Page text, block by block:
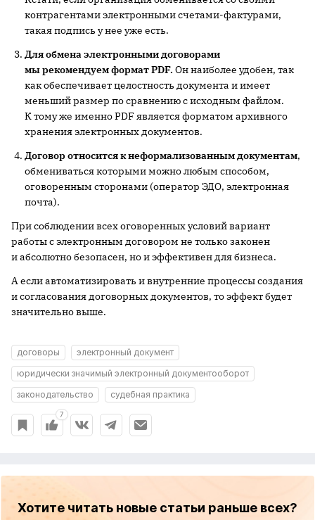
контрагентами электронными счетами-фактурами,
такая подпись у нее уже есть.
Для обмена электронными договорами
мы рекомендуем формат PDF. Он наиболее удобен, так
как обеспечивает целостность документа и имеет
меньший размер по сравнению с исходным файлом.
К тому же именно PDF является форматом архивного
хранения электронных документов.
Договор относится к неформализованным документам,
обмениваться которыми можно любым способом,
оговоренным сторонами (оператор ЭДО, электронная
почта).
При соблюдении всех оговоренных условий вариант
работы с электронным договором не только законен
и абсолютно безопасен, но и эффективен для бизнеса.
А если автоматизировать и внутренние процессы создания
и согласования договорных документов, то эффект будет
значительно выше.
договоры
электронный документ
юридически значимый электронный документооборот
законодательство
судебная практика
7
Хотите читать новые статьи раньше всех?